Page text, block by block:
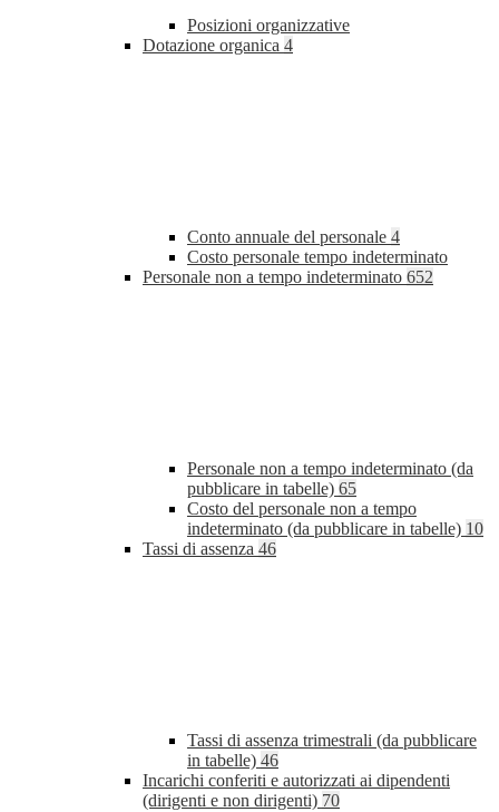
Posizioni organizzative
Dotazione organica 4
Conto annuale del personale 4
Costo personale tempo indeterminato
Personale non a tempo indeterminato 652
Personale non a tempo indeterminato (da
pubblicare in tabelle) 65
Costo del personale non a tempo
indeterminato (da pubblicare in tabelle) 10
Tassi di assenza 46
Tassi di assenza trimestrali (da pubblicare
in tabelle) 46
Incarichi conferiti e autorizzati ai dipendenti
(dirigenti e non dirigenti) 70